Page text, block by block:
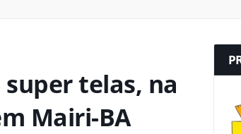
telas, na
Mairi-BA